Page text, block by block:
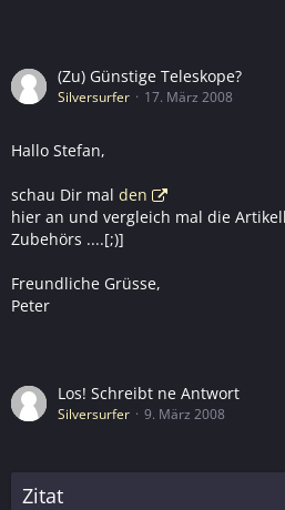
(Zu) Günstige Teleskope?
Silversurfer 17. März 2008
Hallo Stefan,
schau Dir mal den
hier an und vergleich mal die
Zubehörs ....[;)]
Freundliche Grüsse,
Peter
Los! Schreibt ne Antwort
Silversurfer 9. März 2008
Zitat